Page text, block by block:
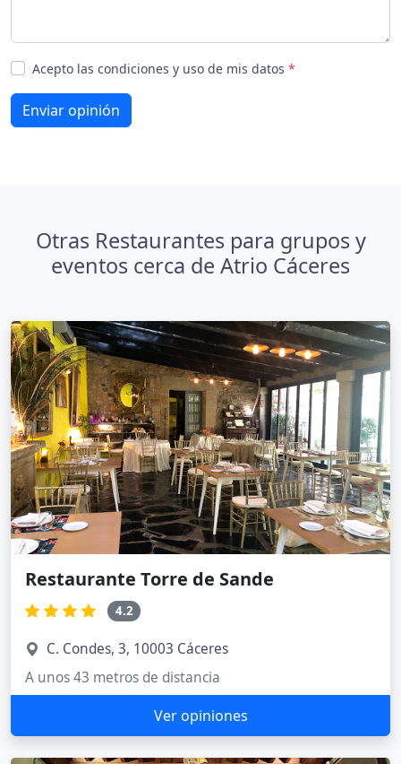
Acepto las condiciones y uso de mis datos *
Enviar opinión
Otras Restaurantes para grupos y
eventos cerca de Atrio Cáceres
Restaurante Torre de Sande
4.2
C. Condes, 3, 10003 Cáceres
A unos 43 metros de distancia
Ver opiniones